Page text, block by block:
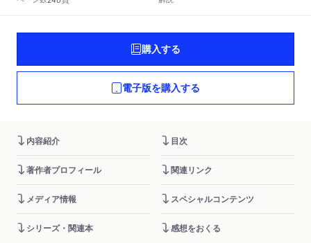
購入する
電子版を購入する
内容紹介 目次
著作者プロフィール 関連リンク
メディア情報 スペシャルコンテンツ
シリーズ・関連本 感想をおくる